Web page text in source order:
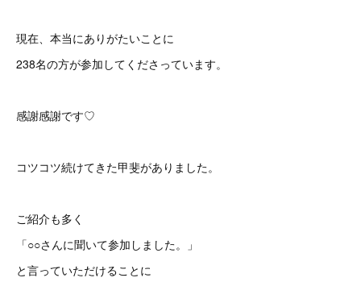
現在、本当にありがたいことに
238名の方が参加してくださっています。
感謝感謝です♡
コツコツ続けてきた甲斐がありました。
ご紹介も多く
「○○さんに聞いて参加しました。」
と言っていただけることに